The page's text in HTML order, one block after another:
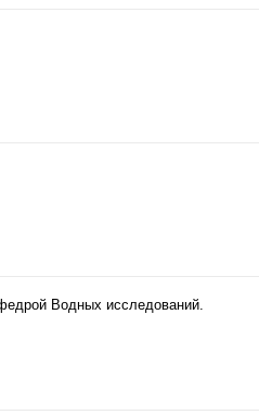
Водных исследований.